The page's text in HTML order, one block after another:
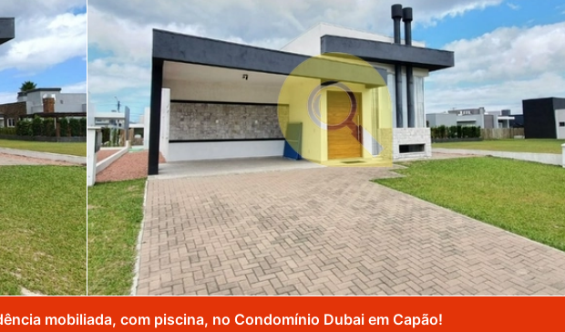
mobiliada, com piscina, no Condomínio Dubai em Capão!